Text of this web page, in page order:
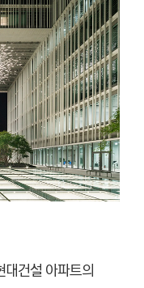
대건설 아파트의